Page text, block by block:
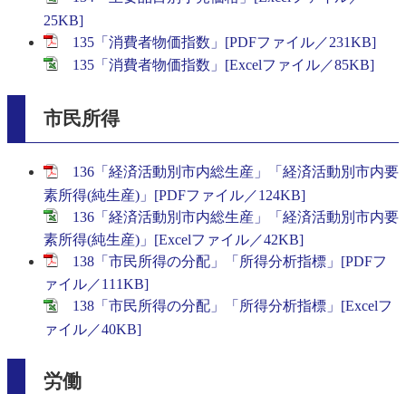
25KB]
135「消費者物価指数」[PDFファイル／231KB]
135「消費者物価指数」[Excelファイル／85KB]
市民所得
136「経済活動別市内総生産」「経済活動別市内要
素所得(純生産)」[PDFファイル／124KB]
136「経済活動別市内総生産」「経済活動別市内要
素所得(純生産)」[Excelファイル／42KB]
138「市民所得の分配」「所得分析指標」[PDFフ
ァイル／111KB]
138「市民所得の分配」「所得分析指標」[Excelフ
ァイル／40KB]
労働